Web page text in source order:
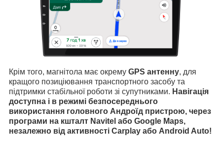
Крім того, магнітола має окрему GPS антенну, для
кращого позиціювання транспортного засобу та
підтримки стабільної роботи зі супутниками. Навігація
доступна і в режимі безпосереднього
використання головного Андроїд пристрою, через
програми на кшталт Navitel або Google Maps,
незалежно від активності Carplay або Android Auto!